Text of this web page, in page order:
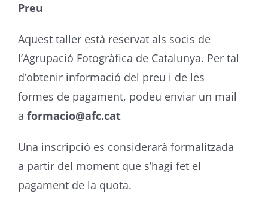
Preu
Aquest taller està reservat als socis de
l’Agrupació Fotogràfica de Catalunya. Per tal
d’obtenir informació del preu i de les
formes de pagament, podeu enviar un mail
a formacio@afc.cat
Una inscripció es considerarà formalitzada
a partir del moment que s’hagi fet el
pagament de la quota.